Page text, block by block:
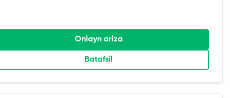
Onlayn ariza
Batafsil